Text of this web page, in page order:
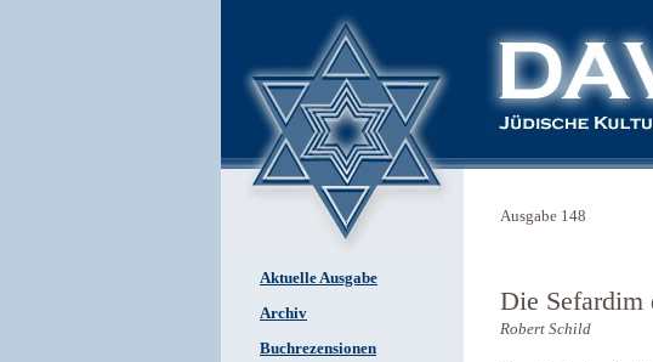
Aktuelle Ausgabe
Archiv
Buchrezensionen
Ausgabe 148
Die Sefardim
Robert Schild